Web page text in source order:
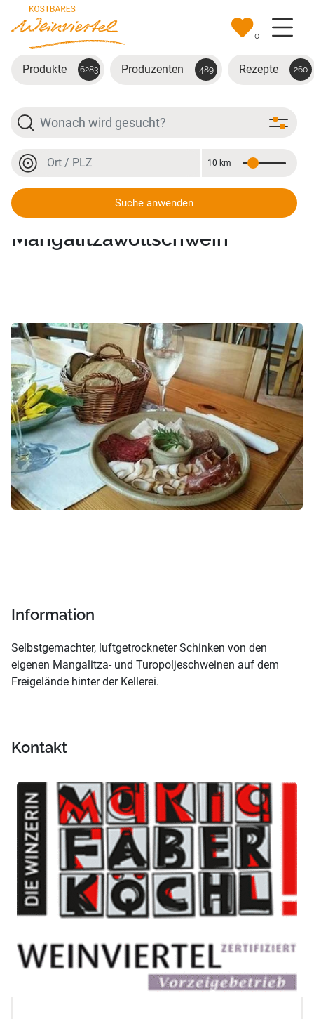
Zum Hauptinhalt springen
0
Produkte 6283 Produzenten 489 Rezepte 260
Suche
Ort oder PLZ
Entfernung
10 km
Suche anwenden
Schinken vom Turpolje- und
Mangalitzawollschwein
Information
Selbstgemachter, luftgetrockneter Schinken von den
eigenen Mangalitza- und Turopoljeschweinen auf dem
Freigelände hinter der Kellerei.
Kontakt